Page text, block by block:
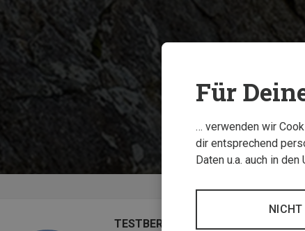
TESTBERICHT
Für
… verwenden wir
dir entsprechend
Daten u.a. auch in
NICHT